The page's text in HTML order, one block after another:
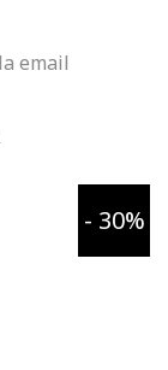
email
- 30%